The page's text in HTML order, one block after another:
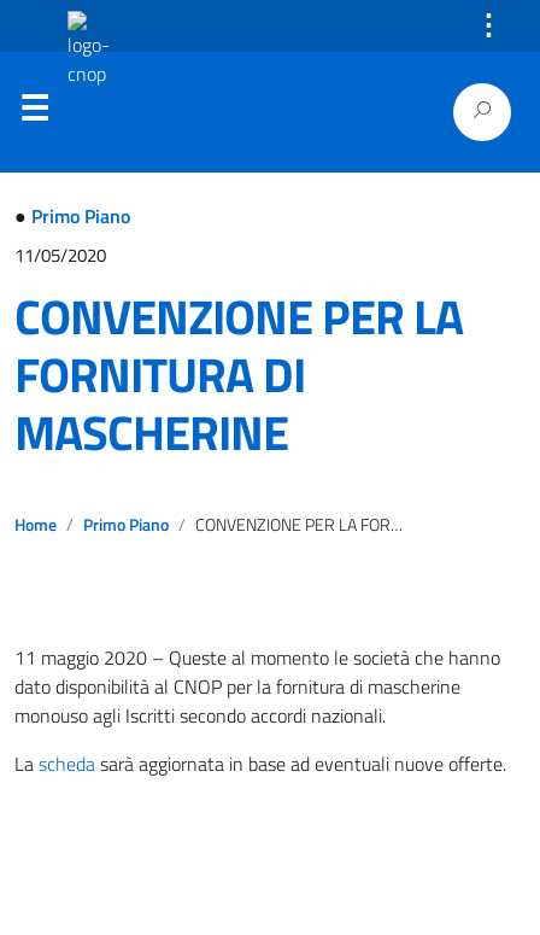
⋮
● Primo Piano
11/05/2020
CONVENZIONE PER LA
FORNITURA DI
MASCHERINE
Home Primo Piano CONVENZIONE PER LA FORNITURA DI MASCHERINE
11 maggio 2020 – Queste al momento le società che hanno
dato disponibilità al CNOP per la fornitura di mascherine
monouso agli Iscritti secondo accordi nazionali.
Laschedasarà aggiornata in base ad eventuali nuove offerte.